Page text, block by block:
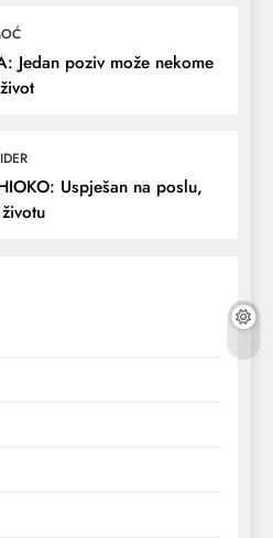
Jedan poziv može nekome
Uspješan na poslu,